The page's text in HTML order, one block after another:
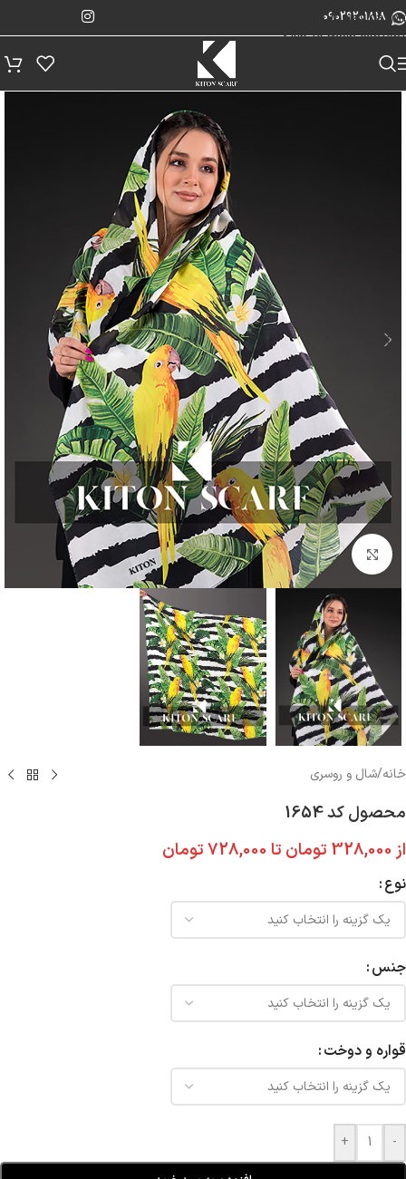
Skip to navigation
Skip to main content
09029201818
بزرگنمایی تصویر
خانه/شال و روسری
محصول کد 1654
از 328,000 تومان تا 728,000تومان
نوع
جنس
قواره و دوخت
-
+